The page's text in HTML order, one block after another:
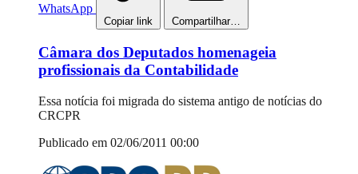
WhatsApp
Copiar link Compartilhar…
Câmara dos Deputados homenageia
profissionais da Contabilidade
Essa notícia foi migrada do sistema antigo de notícias do
CRCPR
Publicado em 02/06/2011 00:00